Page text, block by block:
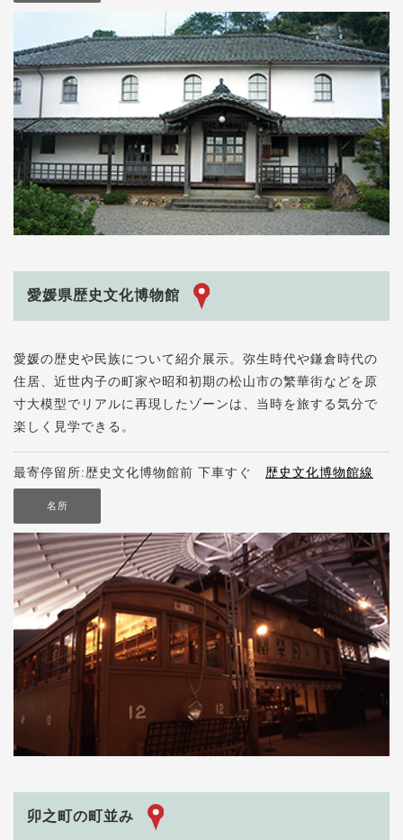
愛媛県歴史文化博物館
愛媛の歴史や民族について紹介展示。弥生時代や鎌倉時代の
住居、近世内子の町家や昭和初期の松山市の繁華街などを原
寸大模型でリアルに再現したゾーンは、当時を旅する気分で
楽しく見学できる。
最寄停留所:歴史文化博物館前 下車すぐ 歴史文化博物館線
名所
卯之町の町並み